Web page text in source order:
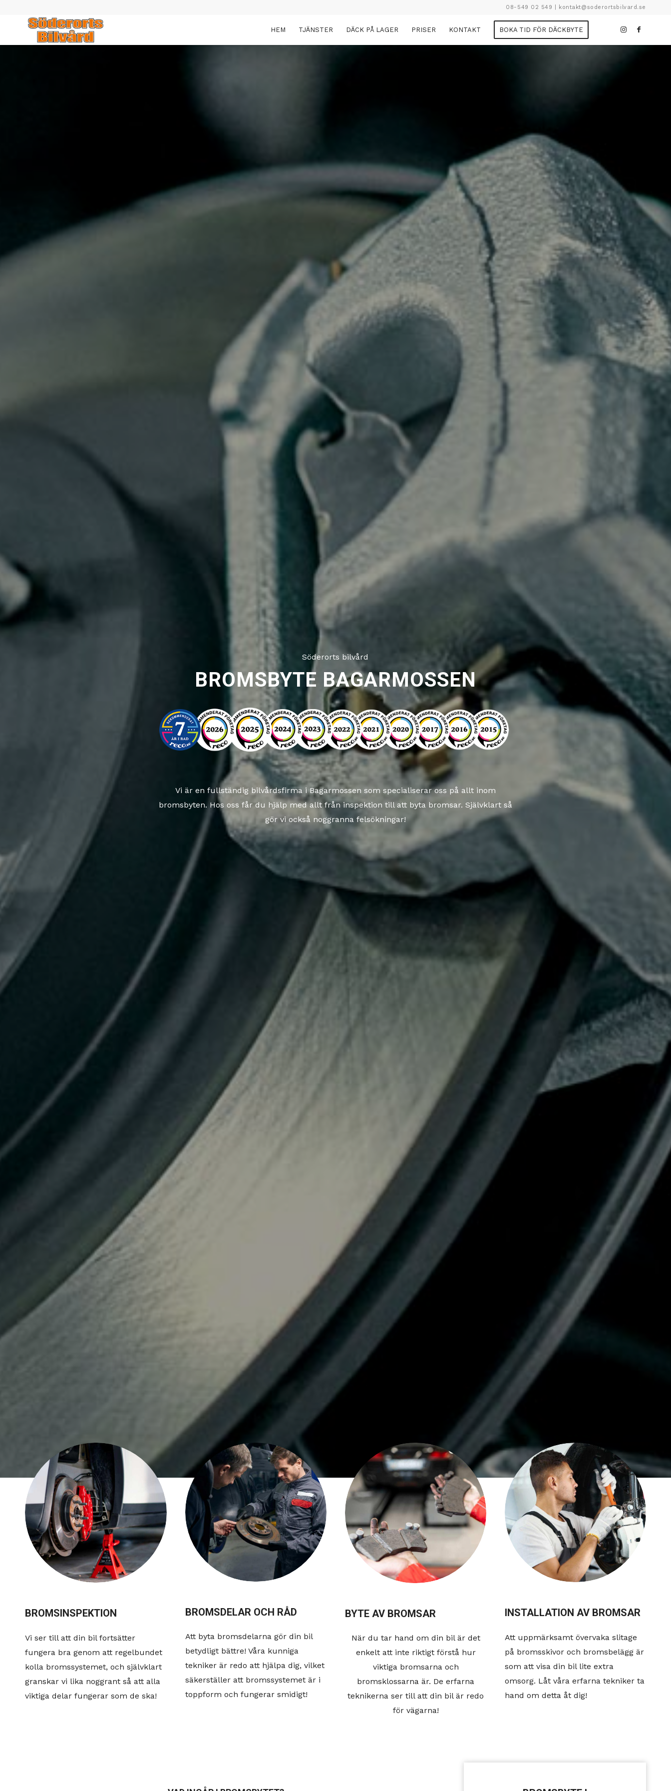
08-549 02 549 kontakt@soderortsbilvard.se
HEM TJÄNSTER DÄCK PÅ LAGER PRISER KONTAKT BOKA TID FÖR DÄCKBYTE
Söderorts bilvård
BROMSBYTE BAGARMOSSEN
Vi är en fullständig bilvårdsfirma i Bagarmossen som specialiserar oss på allt inom
bromsbyten. Hos oss får du hjälp med allt från inspektion till att byta bromsar. Självklart så
gör vi också noggranna felsökningar!
BROMSINSPEKTION
Vi ser till att din bil fortsätter
fungera bra genom att regelbundet
kolla bromssystemet, och självklart
granskar vi lika noggrant så att alla
viktiga delar fungerar som de ska!
BROMSDELAR OCH RÅD
Att byta bromsdelarna gör din bil
betydligt bättre! Våra kunniga
tekniker är redo att hjälpa dig, vilket
säkerställer att bromssystemet är i
toppform och fungerar smidigt!
BYTE AV BROMSAR
När du tar hand om din bil är det
enkelt att inte riktigt förstå hur
viktiga bromsarna och
bromsklossarna är. De erfarna
teknikerna ser till att din bil är redo
för vägarna!
INSTALLATION AV BROMSAR
Att uppmärksamt övervaka slitage
på bromsskivor och bromsbelägg är
som att visa din bil lite extra
omsorg. Låt våra erfarna tekniker ta
hand om detta åt dig!